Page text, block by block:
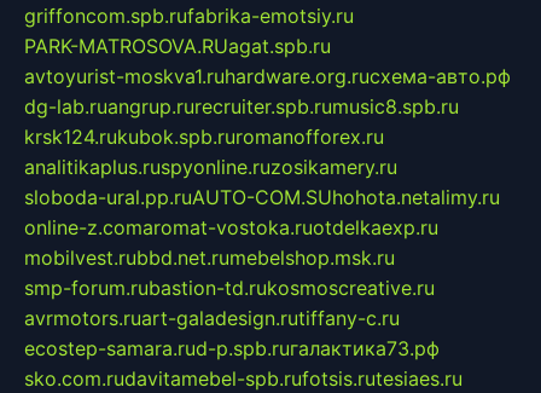
griffoncom.spb.rufabrika-emotsiy.ru
PARK-MATROSOVA.RUagat.spb.ru
avtoyurist-moskva1.ruhardware.org.ruсхема-авто.рф
dg-lab.ruangrup.rurecruiter.spb.rumusic8.spb.ru
krsk124.rukubok.spb.ruromanofforex.ru
analitikaplus.ruspyonline.ruzosikamery.ru
sloboda-ural.pp.ruAUTO-COM.SUhohota.netalimy.ru
online-z.comaromat-vostoka.ruotdelkaexp.ru
mobilvest.rubbd.net.rumebelshop.msk.ru
smp-forum.rubastion-td.rukosmoscreative.ru
avrmotors.ruart-galadesign.rutiffany-c.ru
ecostep-samara.rud-p.spb.ruгалактика73.рф
sko.com.rudavitamebel-spb.rufotsis.rutesiaes.ru